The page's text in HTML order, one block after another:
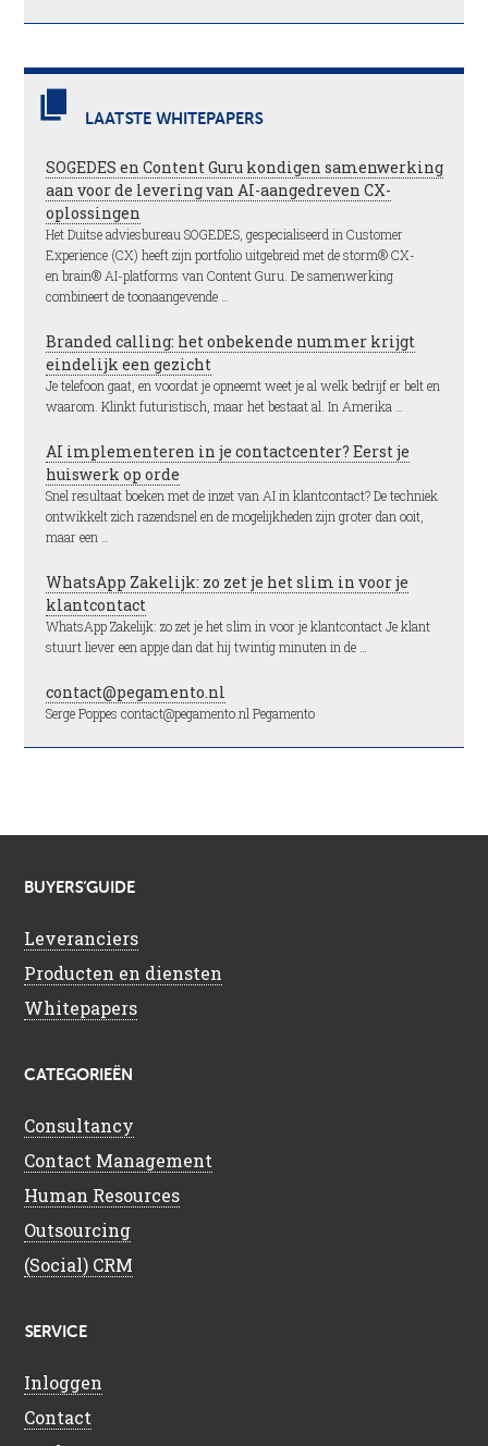
LAATSTE WHITEPAPERS
SOGEDES en Content Guru kondigen samenwerking
aan voor de levering van AI-aangedreven CX-
oplossingen
Het Duitse adviesbureau SOGEDES, gespecialiseerd in Customer
Experience (CX) heeft zijn portfolio uitgebreid met de storm® CX-
en brain® AI-platforms van Content Guru. De samenwerking
combineert de toonaangevende …
Branded calling: het onbekende nummer krijgt
eindelijk een gezicht
Je telefoon gaat, en voordat je opneemt weet je al welk bedrijf er belt en
waarom. Klinkt futuristisch, maar het bestaat al. In Amerika …
AI implementeren in je contactcenter? Eerst je
huiswerk op orde
Snel resultaat boeken met de inzet van AI in klantcontact? De techniek
ontwikkelt zich razendsnel en de mogelijkheden zijn groter dan ooit,
maar een …
WhatsApp Zakelijk: zo zet je het slim in voor je
klantcontact
WhatsApp Zakelijk: zo zet je het slim in voor je klantcontact Je klant
stuurt liever een appje dan dat hij twintig minuten in de …
contact@pegamento.nl
Serge Poppes contact@pegamento.nl Pegamento
BUYERS’GUIDE
Leveranciers
Producten en diensten
Whitepapers
CATEGORIEËN
Consultancy
Contact Management
Human Resources
Outsourcing
(Social) CRM
SERVICE
Inloggen
Contact